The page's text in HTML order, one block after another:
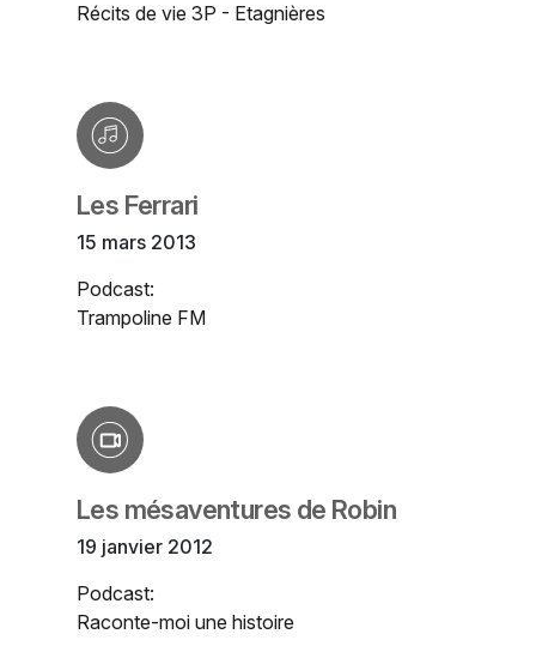
Récits de vie 3P - Etagnières
Les Ferrari
15 mars 2013
Podcast:
Trampoline FM
Les mésaventures de Robin
19 janvier 2012
Podcast:
Raconte-moi une histoire